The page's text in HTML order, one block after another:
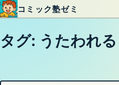
内容をスキップ
コミック塾ゼミ
タグ: うたわれ